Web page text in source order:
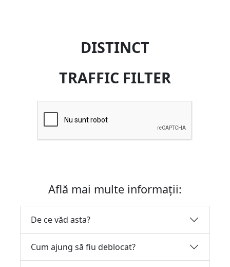
DISTINCT
TRAFFIC FILTER
Află mai multe informații:
De ce văd asta?
Cum ajung să fiu deblocat?